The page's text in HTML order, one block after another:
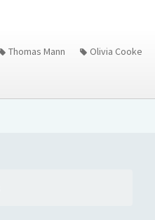
Thomas Mann Olivia Cooke